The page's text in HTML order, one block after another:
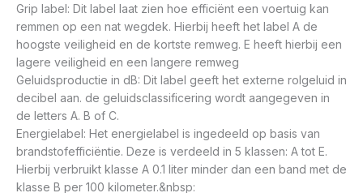
Grip label: Dit label laat zien hoe efficiënt een voertuig kan
remmen op een nat wegdek. Hierbij heeft het label A de
hoogste veiligheid en de kortste remweg. E heeft hierbij een
lagere veiligheid en een langere remweg
Geluidsproductie in dB: Dit label geeft het externe rolgeluid in
decibel aan. de geluidsclassificering wordt aangegeven in
de letters A. B of C.
Energielabel: Het energielabel is ingedeeld op basis van
brandstofefficiëntie. Deze is verdeeld in 5 klassen: A tot E.
Hierbij verbruikt klasse A 0.1 liter minder dan een band met de
klasse B per 100 kilometer.&nbsp: